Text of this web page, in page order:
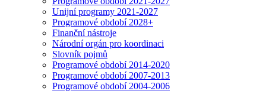
Unijní programy 2021-2027
Programové období 2028+
Finanční nástroje
Národní orgán pro koordinaci
Slovník pojmů
Programové období 2014-2020
Programové období 2007-2013
Programové období 2004-2006